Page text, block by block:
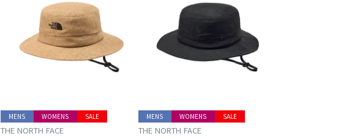
SALE
MENS WOMENS
THE NORTH FACE
SALE
MENS WOMENS
THE NORTH FACE